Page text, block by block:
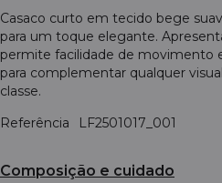
Casaco curto em tecido bege
para um toque elegante.
permite facilidade de movimento
para complementar qualquer
classe.
Referência
LF2501017_001
Composição e cuidado